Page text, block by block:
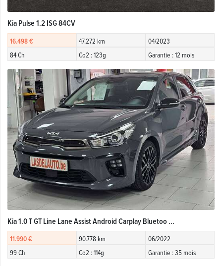
Kia Pulse 1.2 ISG 84CV
16.498 € 47.272 km
04/2023
84 Ch
Co2 : 123g Garantie : 12 mois
Kia 1.0 T GT Line Lane Assist Android Carplay Bluetoo ...
11.990 € 90.778 km
06/2022
99 Ch
Co2 : 114g Garantie : 35 mois